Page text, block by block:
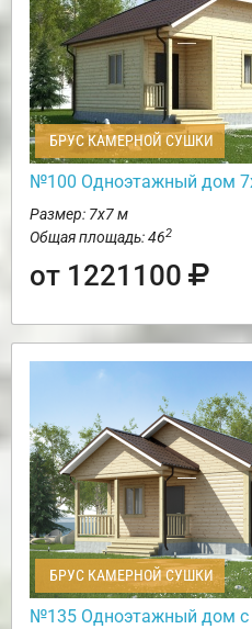
БРУС КАМЕРНОЙ СУШКИ
№100 Одноэтажный дом
Размер: 7х7 м
Общая площадь: 462
от 1221100
БРУС КАМЕРНОЙ СУШКИ
№135 Одноэтажный дом с